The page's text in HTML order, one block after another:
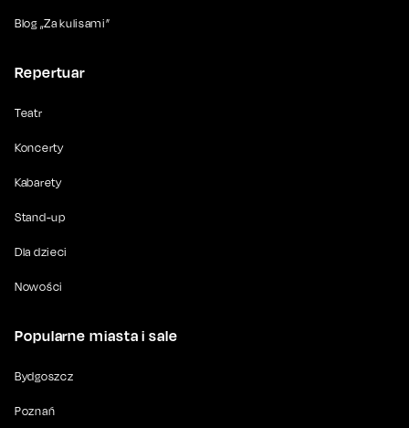
Blog „Za kulisami”
Repertuar
Teatr
Koncerty
Kabarety
Stand-up
Dla dzieci
Nowości
Popularne miasta i sale
Bydgoszcz
Poznań